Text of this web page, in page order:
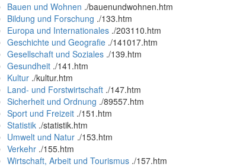
Bauen und Wohnen ./bauenundwohnen.htm
Bildung und Forschung ./133.htm
Europa und Internationales ./203110.htm
Geschichte und Geografie ./141017.htm
Gesellschaft und Soziales ./139.htm
Gesundheit ./141.htm
Kultur ./kultur.htm
Land- und Forstwirtschaft ./147.htm
Sicherheit und Ordnung ./89557.htm
Sport und Freizeit ./151.htm
Statistik ./statistik.htm
Umwelt und Natur ./153.htm
Verkehr ./155.htm
Wirtschaft, Arbeit und Tourismus ./157.htm